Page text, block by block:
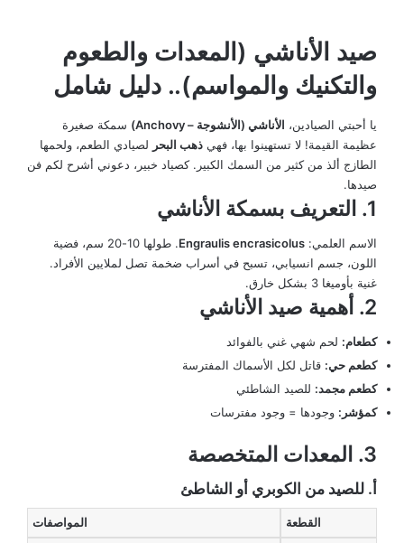
صيد الأناشي (المعدات والطعوم
والتكنيك والمواسم).. دليل شامل
يا أحبتي الصيادين، الأناشي (الأنشوجة – Anchovy)
سمكة صغيرة
عظيمة القيمة! لا تستهينوا بها، فهي ذهب البحر لصيادي الطعم، ولحمها
الطازج ألذ من كثير من السمك الكبير. كصياد خبير، دعوني أشرح لكم فن
صيدها.
1. التعريف بسمكة الأناشي
الاسم العلمي: Engraulis encrasicolus
. طولها 10-20 سم، فضية
اللون، جسم انسيابي، تسبح في أسراب ضخمة تصل لملايين الأفراد.
غنية بأوميغا 3 بشكل خارق.
2. أهمية صيد الأناشي
كطعام: لحم شهي غني بالفوائد
كطعم حي: قاتل لكل الأسماك المفترسة
كطعم مجمد: للصيد الشاطئي
كمؤشر: وجودها = وجود مفترسات
3. المعدات المتخصصة
أ. للصيد من الكوبري أو الشاطئ
القطعة المواصفات